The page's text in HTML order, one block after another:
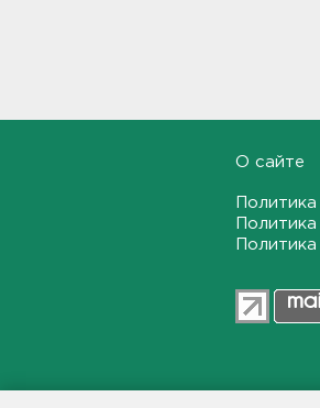
нашли 320 человек за
Ленобласти и Петербурге
Стало известно, во
обойдется собрать
О сайте